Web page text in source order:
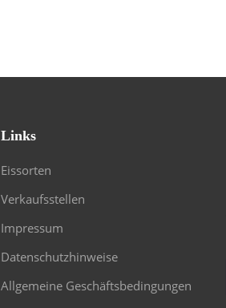
Links
Eissorten
Verkaufsstellen
Impressum
Datenschutzhinweise
Allgemeine Geschäftsbedingungen